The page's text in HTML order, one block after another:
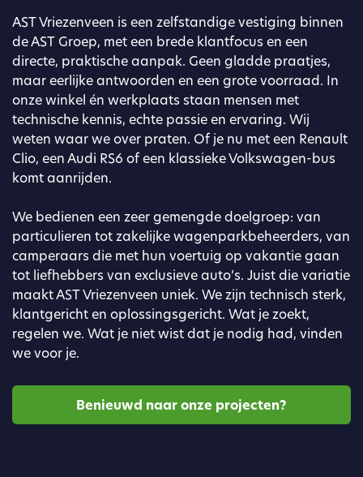
AST Vriezenveen is een zelfstandige vestiging binnen
de AST Groep, met een brede klantfocus en een
directe, praktische aanpak. Geen gladde praatjes,
maar eerlijke antwoorden en een grote voorraad. In
onze winkel én werkplaats staan mensen met
technische kennis, echte passie en ervaring. Wij
weten waar we over praten. Of je nu met een Renault
Clio, een Audi RS6 of een klassieke Volkswagen-bus
komt aanrijden.
We bedienen een zeer gemengde doelgroep: van
particulieren tot zakelijke wagenparkbeheerders, van
camperaars die met hun voertuig op vakantie gaan
tot liefhebbers van exclusieve auto’s. Juist die variatie
maakt AST Vriezenveen uniek. We zijn technisch sterk,
klantgericht en oplossingsgericht. Wat je zoekt,
regelen we. Wat je niet wist dat je nodig had, vinden
we voor je.
Benieuwd naar onze projecten?